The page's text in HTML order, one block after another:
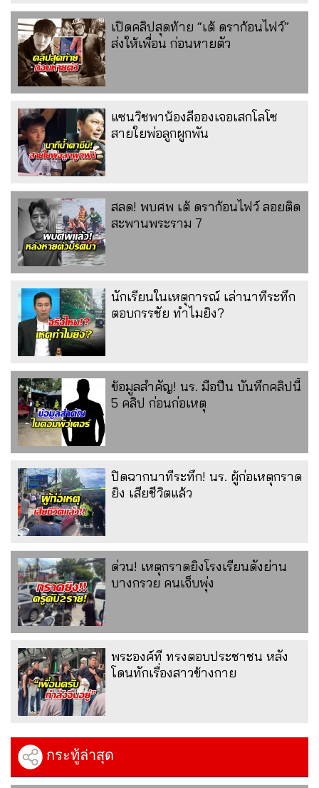
เปิดคลิปสุดท้าย “เต้ ดราก้อนไฟว์”
ส่งให้เพื่อน ก่อนหายตัว
แซนวิชพาน้องลีอองเจอเสกโลโซ
สายใยพ่อลูกผูกพัน
สลด! พบศพ เต้ ดราก้อนไฟว์ ลอยติด
สะพานพระราม 7
นักเรียนในเหตุการณ์ เล่านาทีระทึก
ตอบกรรชัย ทำไมยิง?
ข้อมูลสำคัญ! นร. มือปืน บันทึกคลิปนี้
5 คลิป ก่อนก่อเหตุ
ปิดฉากนาทีระทึก! นร. ผู้ก่อเหตุกราด
ยิง เสียชีวิตแล้ว
ด่วน! เหตุกราดยิงโรงเรียนดังย่าน
บางกรวย คนเจ็บพุ่ง
พระองค์ที ทรงตอบประชาชน หลัง
โดนทักเรื่องสาวข้างกาย
กระทู้ล่าสุด